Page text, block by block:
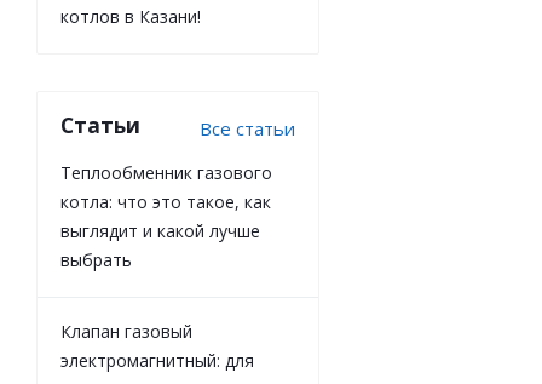
котлов в Казани!
Статьи Все статьи
Теплообменник газового
котла: что это такое, как
выглядит и какой лучше
выбрать
Клапан газовый
электромагнитный: для